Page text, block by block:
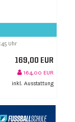
Uhr
169,00 EUR
164,00 EUR
inkl. Ausstattung